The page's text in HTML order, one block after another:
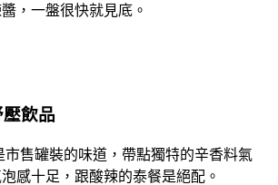
，一盤很快就見底。
飲品
市售罐裝的味道，帶點獨特的辛香料氣
感十足，跟酸辣的泰餐是絕配。